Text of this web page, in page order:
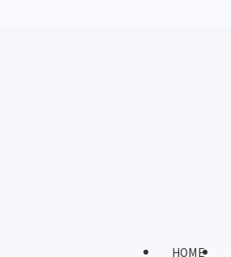
HOME